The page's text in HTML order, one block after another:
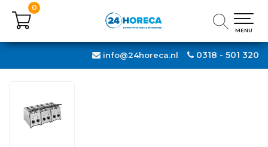
0318 - 501 320
info@24horeca.nl
0
MENU
0
MENU